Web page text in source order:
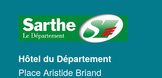
LOGO
DU
CONSEIL
Hôtel du Département
Place Aristide Briand